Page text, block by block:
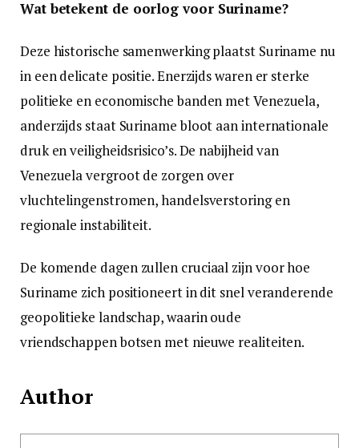
Wat betekent de oorlog voor Suriname?
Deze historische samenwerking plaatst Suriname nu
in een delicate positie. Enerzijds waren er sterke
politieke en economische banden met Venezuela,
anderzijds staat Suriname bloot aan internationale
druk en veiligheidsrisico’s. De nabijheid van
Venezuela vergroot de zorgen over
vluchtelingenstromen, handelsverstoring en
regionale instabiliteit.
De komende dagen zullen cruciaal zijn voor hoe
Suriname zich positioneert in dit snel veranderende
geopolitieke landschap, waarin oude
vriendschappen botsen met nieuwe realiteiten.
Author